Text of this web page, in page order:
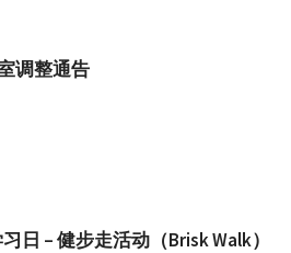
调整通告
日 – 健步走活动（Brisk Walk）